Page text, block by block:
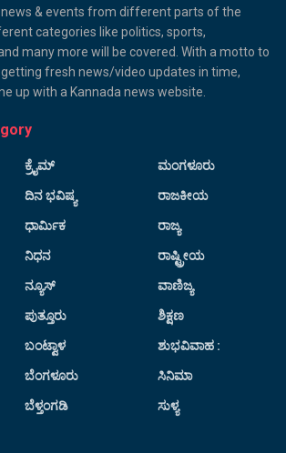
news & events from different parts of the
categories like politics, sports,
many more will be covered. With a motto to
fresh news/video updates in time,
up with a Kannada news website.
ಕ್ರೈಮ್
ದಿನ ಭವಿಷ್ಯ
ಧಾರ್ಮಿಕ
ನಿಧನ
ನ್ಯೂಸ್
ಪುತ್ತೂರು
ಬಂಟ್ವಾಳ
ಬೆಂಗಳೂರು
ಬೆಳ್ತಂಗಡಿ
ಮಂಗಳೂರು
ರಾಜಕೀಯ
ರಾಜ್ಯ
ರಾಷ್ಟ್ರೀಯ
ವಾಣಿಜ್ಯ
ಶಿಕ್ಷಣ
ಶುಭವಿವಾಹ :
ಸಿನಿಮಾ
ಸುಳ್ಯ